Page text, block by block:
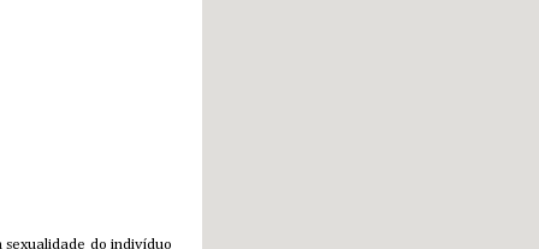
sexualidade do indivíduo